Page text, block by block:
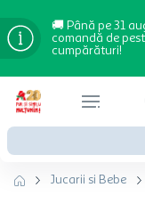
🚚 Până pe 31
comandă de
cumpărături!
Jucarii si Bebe